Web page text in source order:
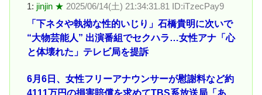
1: jinjin ★ 2025/06/14(土) 21:34:31.81 ID:iTzecPay9
「下ネタや執拗な性的いじり」石橋貴明に次いで
“大物芸能人” 出演番組でセクハラ…女性アナ「心
と体壊れた」テレビ局を提訴
6月6日、女性フリーアナウンサーが慰謝料など約